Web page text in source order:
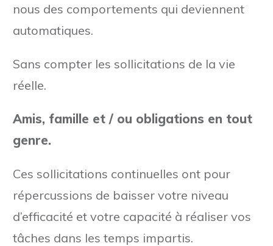
nous des comportements qui deviennent
automatiques.
Sans compter les sollicitations de la vie
réelle.
Amis, famille et / ou obligations en tout
genre.
Ces sollicitations continuelles ont pour
répercussions de baisser votre niveau
d’efficacité et votre capacité à réaliser vos
tâches dans les temps impartis.